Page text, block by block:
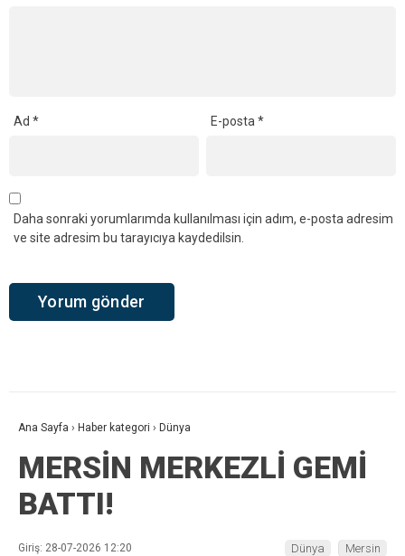
Ad * E-posta*
Daha sonraki yorumlarımda kullanılması için adım, e-posta adresim
ve site adresim bu tarayıcıya kaydedilsin.
Ana Sayfa › Haber kategori › Dünya
MERSİN MERKEZLİ GEMİ
BATTI!
Giriş: 28-07-2026 12:20
Dünya Mersin